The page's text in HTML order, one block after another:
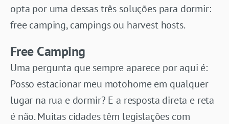
opta por uma dessas três soluções para dormir:
free camping, campings ou harvest hosts.
Free Camping
Uma pergunta que sempre aparece por aqui é:
Posso estacionar meu motohome em qualquer
lugar na rua e dormir? E a resposta direta e reta
é não. Muitas cidades têm legislações com